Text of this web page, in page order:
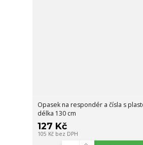
Opasek na respondér a čísla s
délka 130 cm
127 Kč
105 Kč bez DPH